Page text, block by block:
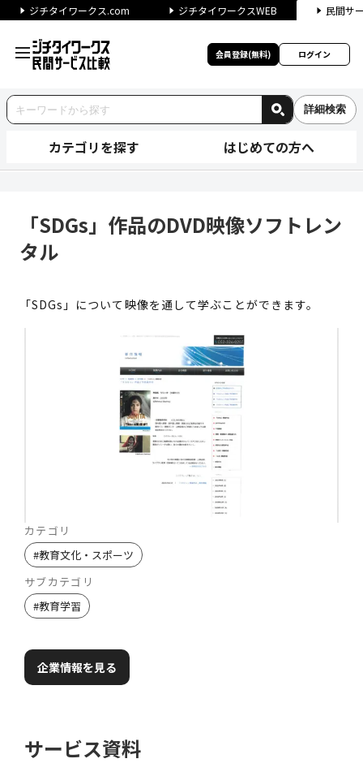
ジチタイワークス.com ジチタイワークスWEB 民間サ
会員登録(無料) ログイン
詳細検索
カテゴリを探す はじめての方へ
「SDGs」作品のDVD映像ソフトレン
タル
「SDGs」について映像を通して学ぶことができます。
カテゴリ
#教育文化・スポーツ
サブカテゴリ
#教育学習
企業情報を見る
サービス資料